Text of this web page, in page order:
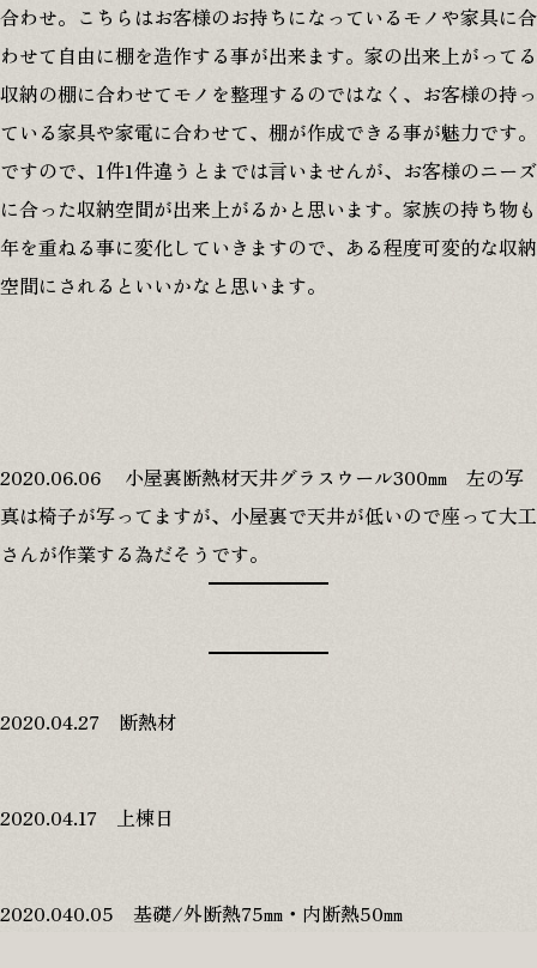
合わせ。こちらはお客様のお持ちになっているモノや家具に合
わせて自由に棚を造作する事が出来ます。家の出来上がってる
収納の棚に合わせてモノを整理するのではなく、お客様の持っ
ている家具や家電に合わせて、棚が作成できる事が魅力です。
ですので、1件1件違うとまでは言いませんが、お客様のニーズ
に合った収納空間が出来上がるかと思います。家族の持ち物も
年を重ねる事に変化していきますので、ある程度可変的な収納
空間にされるといいかなと思います。
2020.06.06 小屋裏断熱材天井グラスウール300㎜ 左の写
真は椅子が写ってますが、小屋裏で天井が低いので座って大工
さんが作業する為だそうです。
2020.04.27 断熱材
2020.04.17 上棟日
2020.040.05 基礎/外断熱75㎜・内断熱50㎜